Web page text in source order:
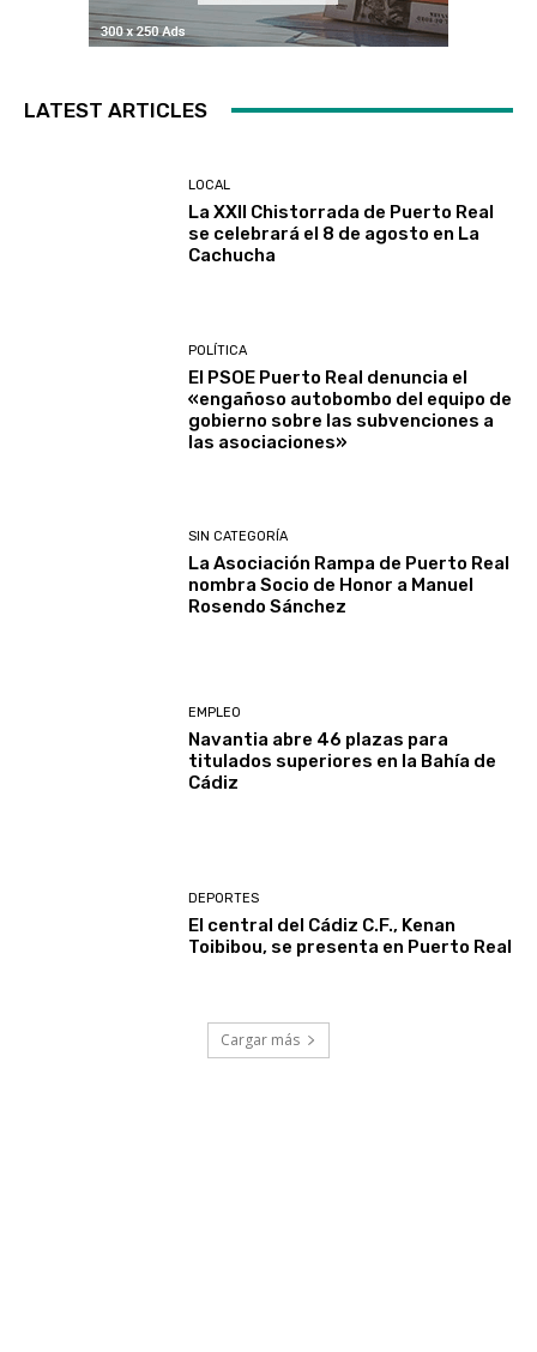
LATEST ARTICLES
LOCAL
La XXII Chistorrada de Puerto Real
se celebrará el 8 de agosto en La
Cachucha
POLÍTICA
El PSOE Puerto Real denuncia el
«engañoso autobombo del equipo de
gobierno sobre las subvenciones a
las asociaciones»
SIN CATEGORÍA
La Asociación Rampa de Puerto Real
nombra Socio de Honor a Manuel
Rosendo Sánchez
EMPLEO
Navantia abre 46 plazas para
titulados superiores en la Bahía de
Cádiz
DEPORTES
El central del Cádiz C.F., Kenan
Toibibou, se presenta en Puerto Real
Cargar más